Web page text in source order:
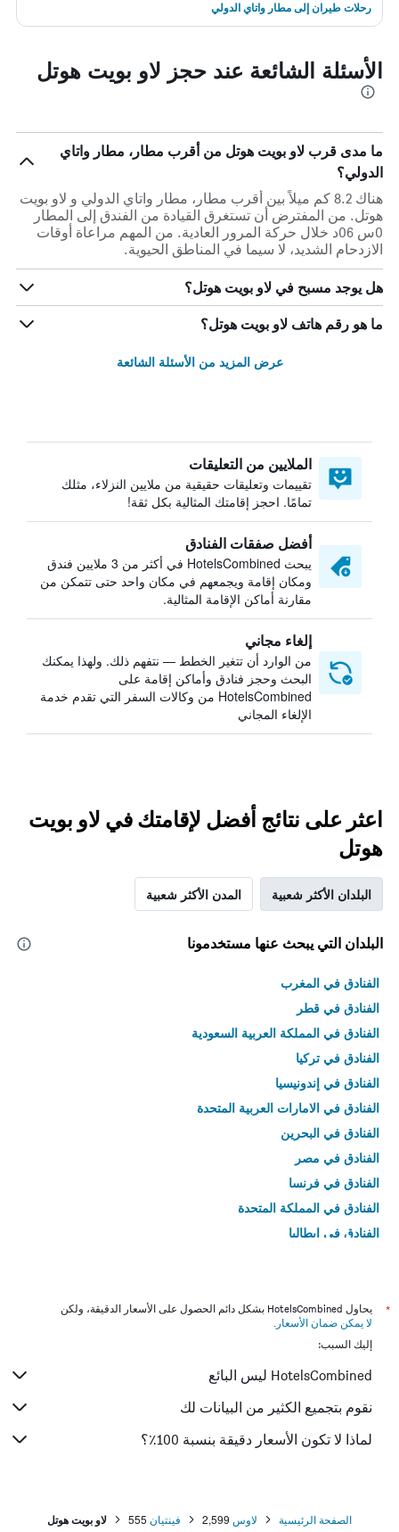
رحلات طيران إلى مطار واتاي الدولي
الأسئلة الشائعة عند حجز لاو بويت هوتل
ما مدى قرب لاو بويت هوتل من أقرب مطار، مطار واتاي
الدولي؟
هناك 8.2 كم ميلاً بين أقرب مطار، مطار واتاي الدولي و لاو بويت
هوتل. من المفترض أن تستغرق القيادة من الفندق إلى المطار
0س 06د خلال حركة المرور العادية. من المهم مراعاة أوقات
الازدحام الشديد، لا سيما في المناطق الحيوية.
هل يوجد مسبح في لاو بويت هوتل؟
ما هو رقم هاتف لاو بويت هوتل؟
عرض المزيد من الأسئلة الشائعة
الملايين من التعليقات
تقييمات وتعليقات حقيقية من ملايين النزلاء، مثلك
تمامًا. احجز إقامتك المثالية بكل ثقة!
أفضل صفقات الفنادق
يبحث HotelsCombined في أكثر من 3 ملايين فندق
ومكان إقامة ويجمعهم في مكان واحد حتى تتمكن من
مقارنة أماكن الإقامة المثالية.
إلغاء مجاني
من الوارد أن تتغير الخطط — نتفهم ذلك. ولهذا يمكنك
البحث وحجز فنادق وأماكن إقامة على
HotelsCombined من وكالات السفر التي تقدم خدمة
الإلغاء المجاني
اعثر على نتائج أفضل لإقامتك في لاو بويت
هوتل
البلدان الأكثر شعبية المدن الأكثر شعبية
البلدان التي يبحث عنها مستخدمونا
الفنادق في المغرب
الفنادق في قطر
الفنادق في المملكة العربية السعودية
الفنادق في تركيا
الفنادق في إندونيسيا
الفنادق في الامارات العربية المتحدة
الفنادق في البحرين
الفنادق في مصر
الفنادق في فرنسا
الفنادق في المملكة المتحدة
الفنادق في إيطاليا
*
يحاول HotelsCombined بشكل دائم الحصول على الأسعار الدقيقة، ولكن
لا يمكن ضمان الأسعار .
إليك السبب:
HotelsCombined ليس البائع
نقوم بتجميع الكثير من البيانات لك
لماذا لا تكون الأسعار دقيقة بنسبة 100٪؟
الصفحة الرئيسية لاوس 2,599 فينتيان 555 لاو بويت هوتل